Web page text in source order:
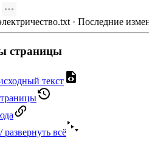
· Последние
страницы
текст
развернуть всё